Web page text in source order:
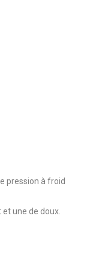
pression à froid
une de doux.